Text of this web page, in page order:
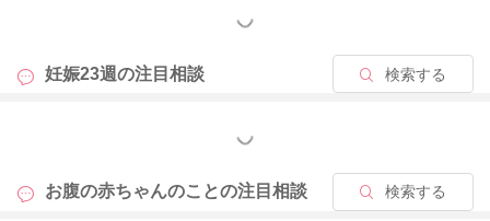
https://senmonka.baby-calendar.jp/questions/view/10421
ます。妊娠中に感染した場合には、速やかに抗生物質で管理し
て、胎児や新生児の感染を防ぐことができそうです。 参考資
料を添付いたします。 よろしくお願いします。
もっと見る
妊娠23週の注目相談 検索する
もっと見る
お腹の赤ちゃんのことの注目相談 検索する